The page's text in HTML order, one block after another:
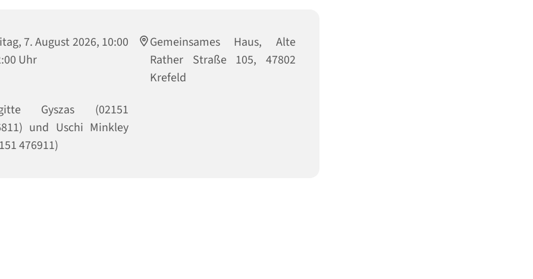
7. August 2026, 10:00
Uhr
Gemeinsames Haus, Alte
Rather Straße 105, 47802
Krefeld
Gyszas (02151
und Uschi Minkley
476911)